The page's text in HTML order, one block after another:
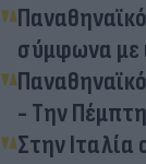
σύμφωνα με
- Την
Στην Ιταλία